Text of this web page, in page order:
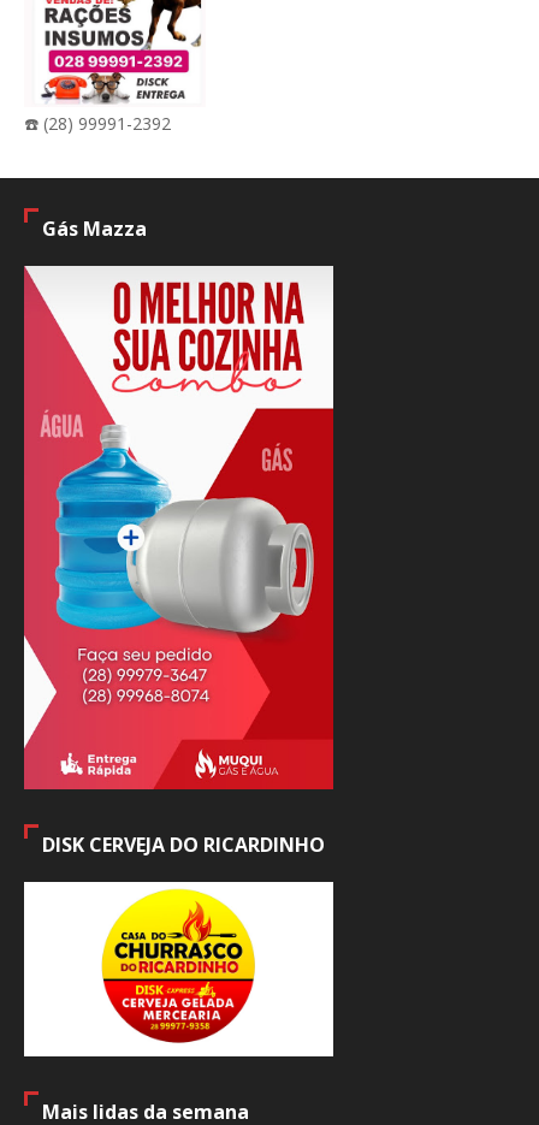
☎️ (28) 99991-2392
Gás Mazza
DISK CERVEJA DO RICARDINHO
Mais lidas da semana